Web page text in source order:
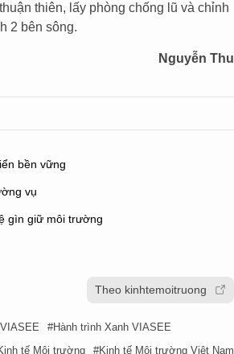
thiên, lấy phòng chống lũ và chỉnh
2 bên sông.
Nguyễn Thu
bền vững
vụ
gìn giữ môi trường
Theo kinhtemoitruong
VIASEE
Hành trình Xanh VIASEE
tế Môi trường Kinh tế Môi trường Việt Nam